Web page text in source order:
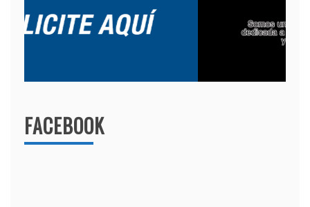
FACEBOOK